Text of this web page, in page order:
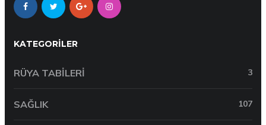
KATEGORILER
RÜYA TABILERI 3
SAĞLIK 107